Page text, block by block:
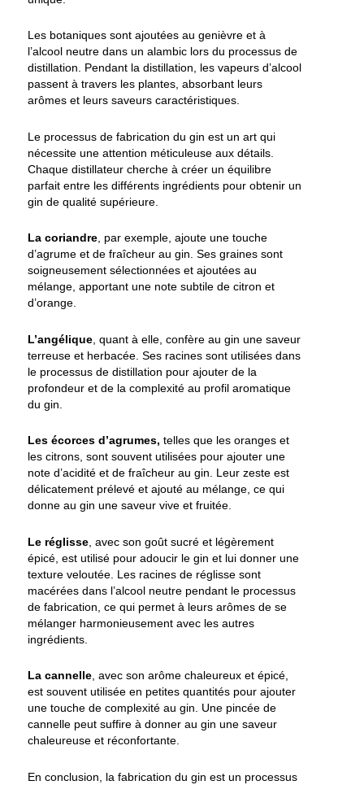
Les botaniques sont ajoutées au genièvre et à
l’alcool neutre dans un alambic lors du processus de
distillation. Pendant la distillation, les vapeurs d’alcool
passent à travers les plantes, absorbant leurs
arômes et leurs saveurs caractéristiques.
Le processus de fabrication du gin est un art qui
nécessite une attention méticuleuse aux détails.
Chaque distillateur cherche à créer un équilibre
parfait entre les différents ingrédients pour obtenir un
gin de qualité supérieure.
La coriandre, par exemple, ajoute une touche
d’agrume et de fraîcheur au gin. Ses graines sont
soigneusement sélectionnées et ajoutées au
mélange, apportant une note subtile de citron et
d’orange.
L’angélique, quant à elle, confère au gin une saveur
terreuse et herbacée. Ses racines sont utilisées dans
le processus de distillation pour ajouter de la
profondeur et de la complexité au profil aromatique
du gin.
Les écorces d’agrumes, telles que les oranges et
les citrons, sont souvent utilisées pour ajouter une
note d’acidité et de fraîcheur au gin. Leur zeste est
délicatement prélevé et ajouté au mélange, ce qui
donne au gin une saveur vive et fruitée.
Le réglisse, avec son goût sucré et légèrement
épicé, est utilisé pour adoucir le gin et lui donner une
texture veloutée. Les racines de réglisse sont
macérées dans l’alcool neutre pendant le processus
de fabrication, ce qui permet à leurs arômes de se
mélanger harmonieusement avec les autres
ingrédients.
La cannelle, avec son arôme chaleureux et épicé,
est souvent utilisée en petites quantités pour ajouter
une touche de complexité au gin. Une pincée de
cannelle peut suffire à donner au gin une saveur
chaleureuse et réconfortante.
En conclusion, la fabrication du gin est un processus